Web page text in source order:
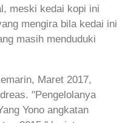
meski kedai kopi ini
mengira bila kedai ini
masih menduduki
Maret 2017,
"Pengelolanya
Yono angkatan